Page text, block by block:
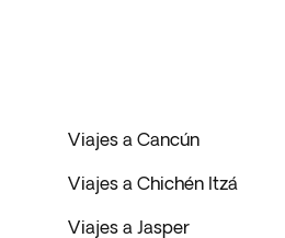
Viajes a Cancún
Viajes a Chichén Itzá
Viajes a Jasper